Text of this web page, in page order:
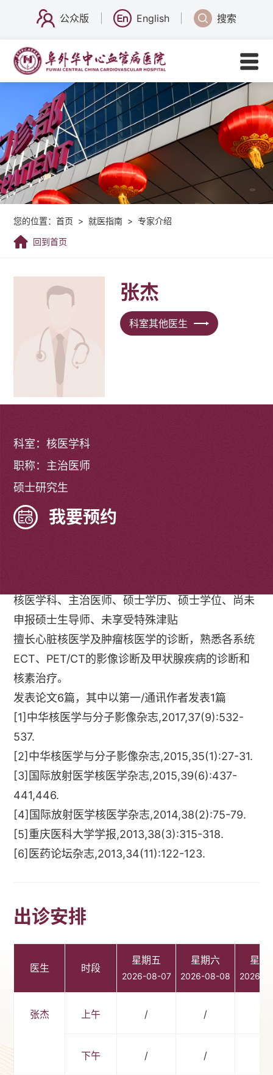
公众版 English 搜索
您的位置：首页 > 就医指南 > 专家介绍
回到首页
张杰
科室其他医生
科室：核医学科
职称：主治医师
硕士研究生
我要预约
核医学科、主治医师、硕士学历、硕士学位、尚未
申报硕士生导师、未享受特殊津贴
擅长心脏核医学及肿瘤核医学的诊断，熟悉各系统
ECT、PET/CT的影像诊断及甲状腺疾病的诊断和
核素治疗。
发表论文6篇，其中以第一/通讯作者发表1篇
[1]中华核医学与分子影像杂志,2017,37(9):532-
537.
[2]中华核医学与分子影像杂志,2015,35(1):27-31.
[3]国际放射医学核医学杂志,2015,39(6):437-
441,446.
[4]国际放射医学核医学杂志,2014,38(2):75-79.
[5]重庆医科大学学报,2013,38(3):315-318.
[6]医药论坛杂志,2013,34(11):122-123.
出诊安排
医生 时段
星期五
2026-08-07
星期六
2026-08-08
星期
2026-
张杰 上午 / /
下午 / /